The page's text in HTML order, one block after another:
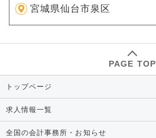
宮城県仙台市泉区
PAGE TOP
トップページ
求人情報一覧
全国の会計事務所・お知らせ